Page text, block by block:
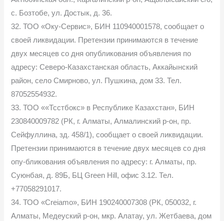
с. Бозтобе, ул. Достык, д. 36.
32. ТОО «Оку-Сервис», БИН 110940001578, сообщает о
своей ликвидации. Претензии принимаются в течение
двух месяцев со дня опубликования объявления по
адресу: Северо-Казахстанская область, Аккайынский
район, село Смирново, ул. Пушкина, дом 33. Тел.
87052554932.
33. ТОО ««Тсстбокс» в Республике Казахстан», БИН
230840009782 (РК, г. Алматы, Алмалинский р-он, пр.
Сейфуллина, зд. 458/1), сообщает о своей ликвидации.
Претензии принимаются в течение двух месяцев со дня
опу-бликования объявления по адресу: г. Алматы, пр.
Суюнбая, д. 89Б, БЦ Green Hill, офис 3.12. Тел.
+77058291017.
34. ТОО «Creiamo», БИН 190240007308 (РК, 050032, г.
Алматы, Медеуский р-он, мкр. Алатау, ул. Жетбаева, дом